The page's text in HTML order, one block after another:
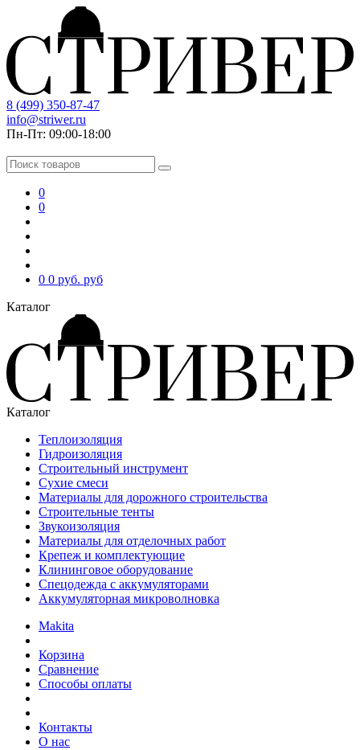
8 (499) 350-87-47
info@striwer.ru
Пн-Пт: 09:00-18:00
0
0
0 0 руб. руб
Каталог
Каталог
Теплоизоляция
Гидроизоляция
Строительный инструмент
Сухие смеси
Материалы для дорожного строительства
Строительные тенты
Звукоизоляция
Материалы для отделочных работ
Крепеж и комплектующие
Клининговое оборудование
Спецодежда с аккумуляторами
Аккумуляторная микроволновка
Makita
Корзина
Сравнение
Способы оплаты
Контакты
О нас